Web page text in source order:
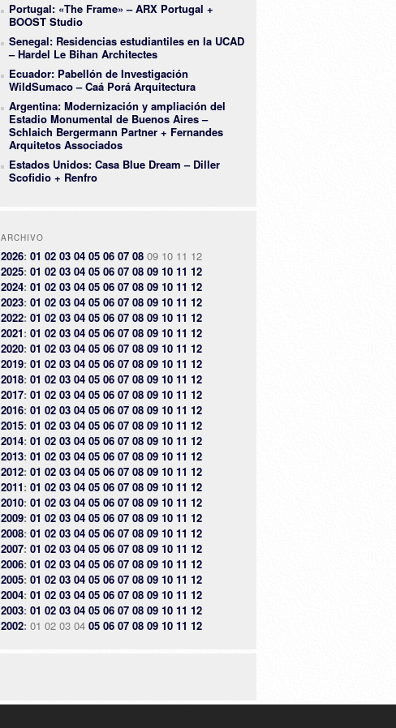
Portugal: «The Frame» – ARX Portugal +
BOOST Studio
Senegal: Residencias estudiantiles en la UCAD
– Hardel Le Bihan Architectes
Ecuador: Pabellón de Investigación
WildSumaco – Caá Porá Arquitectura
Argentina: Modernización y ampliación del
Estadio Monumental de Buenos Aires –
Schlaich Bergermann Partner + Fernandes
Arquitetos Associados
Estados Unidos: Casa Blue Dream – Diller
Scofidio + Renfro
ARCHIVO
2026: 01 02 03 04 05 06 07 08 09 10 11 12
2025: 01 02 03 04 05 06 07 08 09 10 11 12
2024: 01 02 03 04 05 06 07 08 09 10 11 12
2023: 01 02 03 04 05 06 07 08 09 10 11 12
2022: 01 02 03 04 05 06 07 08 09 10 11 12
2021: 01 02 03 04 05 06 07 08 09 10 11 12
2020: 01 02 03 04 05 06 07 08 09 10 11 12
2019: 01 02 03 04 05 06 07 08 09 10 11 12
2018: 01 02 03 04 05 06 07 08 09 10 11 12
2017: 01 02 03 04 05 06 07 08 09 10 11 12
2016: 01 02 03 04 05 06 07 08 09 10 11 12
2015: 01 02 03 04 05 06 07 08 09 10 11 12
2014: 01 02 03 04 05 06 07 08 09 10 11 12
2013: 01 02 03 04 05 06 07 08 09 10 11 12
2012: 01 02 03 04 05 06 07 08 09 10 11 12
2011: 01 02 03 04 05 06 07 08 09 10 11 12
2010: 01 02 03 04 05 06 07 08 09 10 11 12
2009: 01 02 03 04 05 06 07 08 09 10 11 12
2008: 01 02 03 04 05 06 07 08 09 10 11 12
2007: 01 02 03 04 05 06 07 08 09 10 11 12
2006: 01 02 03 04 05 06 07 08 09 10 11 12
2005: 01 02 03 04 05 06 07 08 09 10 11 12
2004: 01 02 03 04 05 06 07 08 09 10 11 12
2003: 01 02 03 04 05 06 07 08 09 10 11 12
2002: 01 02 03 04 05 06 07 08 09 10 11 12